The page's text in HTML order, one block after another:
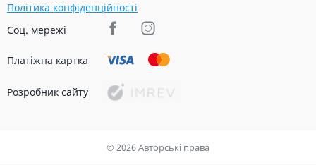
Політика конфіденційності
Соц. мережі
Платіжна картка
Розробник сайту
© 2026 Авторські права